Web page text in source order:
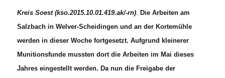
Kreis Soest (kso.2015.10.01.419.ak/-rn). Die Arbeiten am
Salzbach in Welver-Scheidingen und an der Kortemühle
werden in dieser Woche fortgesetzt. Aufgrund kleinerer
Munitionsfunde mussten dort die Arbeiten im Mai dieses
Jahres eingestellt werden. Da nun die Freigabe der